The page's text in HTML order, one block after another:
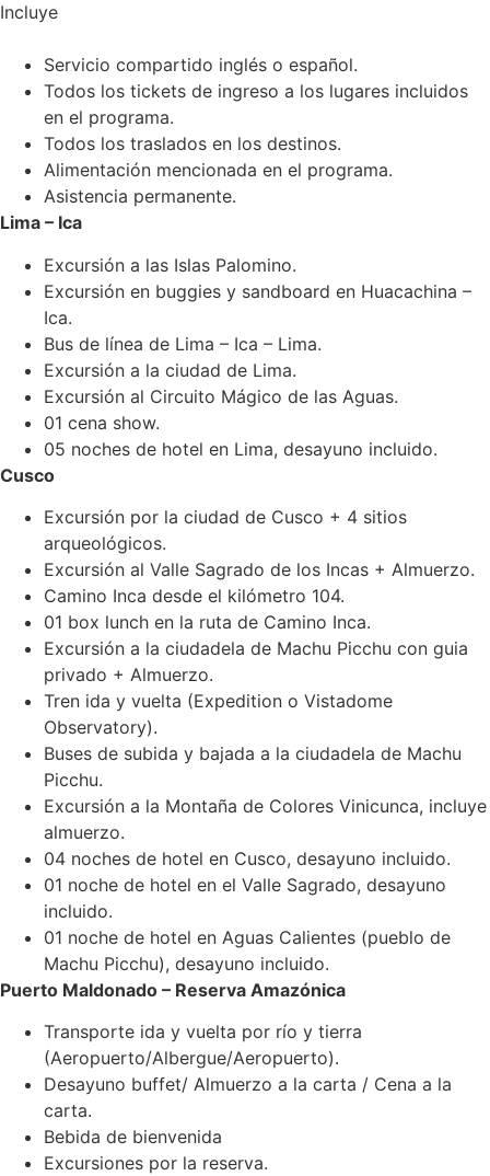
Incluye
Servicio compartido inglés o español.
Todos los tickets de ingreso a los lugares incluidos
en el programa.
Todos los traslados en los destinos.
Alimentación mencionada en el programa.
Asistencia permanente.
Lima – Ica
Excursión a las Islas Palomino.
Excursión en buggies y sandboard en Huacachina –
Ica.
Bus de línea de Lima – Ica – Lima.
Excursión a la ciudad de Lima.
Excursión al Circuito Mágico de las Aguas.
01 cena show.
05 noches de hotel en Lima, desayuno incluido.
Cusco
Excursión por la ciudad de Cusco + 4 sitios
arqueológicos.
Excursión al Valle Sagrado de los Incas + Almuerzo.
Camino Inca desde el kilómetro 104.
01 box lunch en la ruta de Camino Inca.
Excursión a la ciudadela de Machu Picchu con guia
privado + Almuerzo.
Tren ida y vuelta (Expedition o Vistadome
Observatory).
Buses de subida y bajada a la ciudadela de Machu
Picchu.
Excursión a la Montaña de Colores Vinicunca, incluye
almuerzo.
04 noches de hotel en Cusco, desayuno incluido.
01 noche de hotel en el Valle Sagrado, desayuno
incluido.
01 noche de hotel en Aguas Calientes (pueblo de
Machu Picchu), desayuno incluido.
Puerto Maldonado – Reserva Amazónica
Transporte ida y vuelta por río y tierra
(Aeropuerto/Albergue/Aeropuerto).
Desayuno buffet/ Almuerzo a la carta / Cena a la
carta.
Bebida de bienvenida
Excursiones por la reserva.